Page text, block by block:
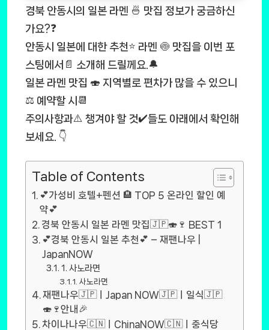
경북 안동시의 일본 라멘 🍜 맛집 정보가 궁금하신
가요?❓
안동시 일본에 대한 추천⭐ 라멘 🍥 맛집을 이번 포
스팅에서📄 소개해 드릴께요.🔔
일본 라멘 맛집 🍣 지역별로 편차가 많을 수 있으니
⚖️ 예약할 시📆
주의사항과⚠️ 챙겨야 할 것✔️들도 아래에서 확인해
보세요. 👇
Table of Contents
💕가성비 호텔+펜션 🏨 TOP 5 온라인 할인 예
약💕
경북 안동시 일본 라멘 맛집🇯🇵🍣🍷 BEST 1
💕경북 안동시 일본 추천💕 – 재팬나우 |
JapanNOW
1. 사노라면
사노라면
재팬나우🇯🇵ㅣJapan NOW🇯🇵ㅣ일식🇯🇵
🍣🍷안내🎉
차이나나우🇨🇳ㅣChinaNOW🇨🇳ㅣ중식당